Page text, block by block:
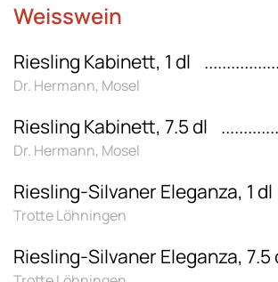
Weisswein
Riesling Kabinett, 1 dl
Dr. Hermann, Mosel
Riesling Kabinett, 7.5 dl
Dr. Hermann, Mosel
Riesling-Silvaner Eleganza, 1 dl
Trotte Löhningen
Riesling-Silvaner Eleganza, 7.5